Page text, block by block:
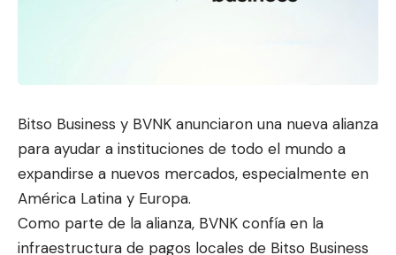
Bitso Business y BVNK anunciaron una nueva alianza
para ayudar a instituciones de todo el mundo a
expandirse a nuevos mercados, especialmente en
América Latina y Europa.
Como parte de la alianza, BVNK confía en la
infraestructura de pagos locales de Bitso Business